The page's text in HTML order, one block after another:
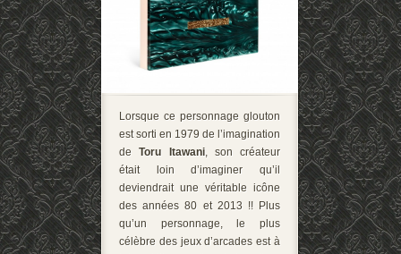
Lorsque ce personnage glouton
est sorti en 1979 de l’imagination
deToru Itawani, son créateur
était loin d’imaginer qu’il
deviendrait une véritable icône
des années 80 et 2013 !! Plus
qu’un personnage, le plus
célèbre des jeux d’arcades est à